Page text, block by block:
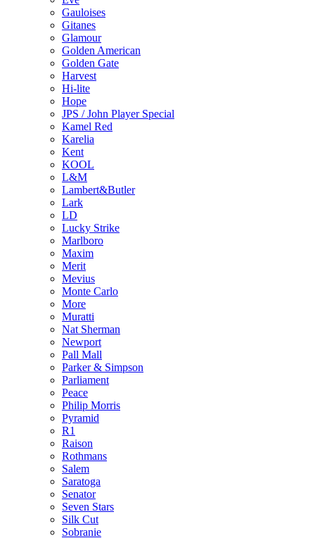
Gauloises
Gitanes
Glamour
Golden American
Golden Gate
Harvest
Hi-lite
Hope
JPS / John Player Special
Kamel Red
Karelia
Kent
KOOL
L&M
Lambert&Butler
Lark
LD
Lucky Strike
Marlboro
Maxim
Merit
Mevius
Monte Carlo
More
Muratti
Nat Sherman
Newport
Pall Mall
Parker & Simpson
Parliament
Peace
Philip Morris
Pyramid
R1
Raison
Rothmans
Salem
Saratoga
Senator
Seven Stars
Silk Cut
Sobranie